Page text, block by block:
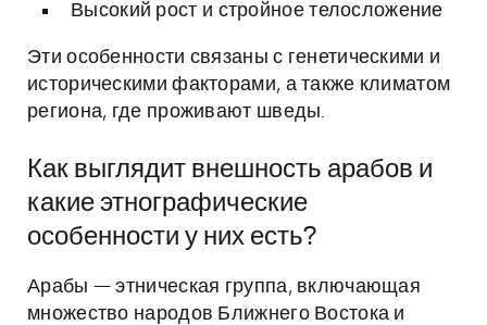
Высокий рост и стройное телосложение
Эти особенности связаны с генетическими и
историческими факторами, а также климатом
региона, где проживают шведы.
Как выглядит внешность арабов и
какие этнографические
особенности у них есть?
Арабы — этническая группа, включающая
множество народов Ближнего Востока и